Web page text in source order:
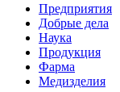
Предприятия
Добрые дела
Наука
Продукция
Фарма
Медизделия